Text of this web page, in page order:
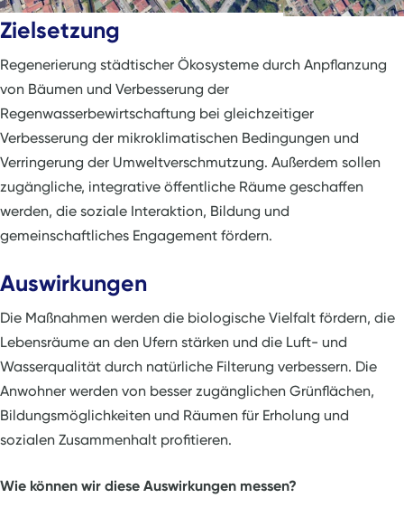
Zielsetzung
Regenerierung städtischer Ökosysteme durch Anpflanzung
von Bäumen und Verbesserung der
Regenwasserbewirtschaftung bei gleichzeitiger
Verbesserung der mikroklimatischen Bedingungen und
Verringerung der Umweltverschmutzung. Außerdem sollen
zugängliche, integrative öffentliche Räume geschaffen
werden, die soziale Interaktion, Bildung und
gemeinschaftliches Engagement fördern.
Auswirkungen
Die Maßnahmen werden die biologische Vielfalt fördern, die
Lebensräume an den Ufern stärken und die Luft- und
Wasserqualität durch natürliche Filterung verbessern. Die
Anwohner werden von besser zugänglichen Grünflächen,
Bildungsmöglichkeiten und Räumen für Erholung und
sozialen Zusammenhalt profitieren.
Wie können wir diese Auswirkungen messen?